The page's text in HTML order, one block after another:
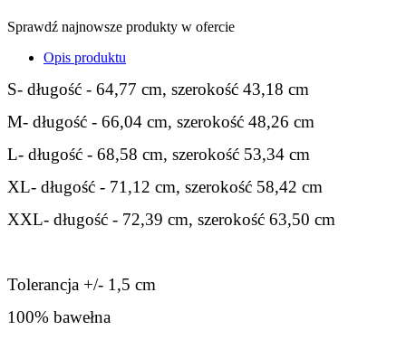
Sprawdź najnowsze produkty w ofercie
Opis produktu
S- długość - 64,77 cm, szerokość 43,18 cm
M- długość - 66,04 cm, szerokość 48,26 cm
L- długość - 68,58 cm, szerokość 53,34 cm
XL- długość - 71,12 cm, szerokość 58,42 cm
XXL- długość - 72,39 cm, szerokość 63,50 cm
Tolerancja +/- 1,5 cm
100% bawełna